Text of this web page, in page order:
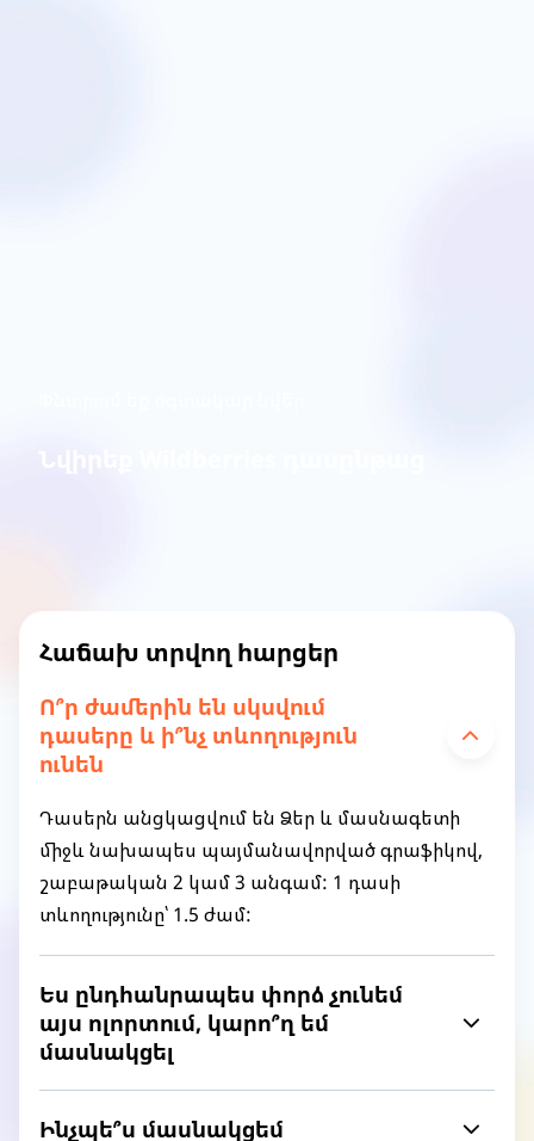
Հաճախ տրվող հարցեր
Ո՞ր ժամերին են սկսվում
դասերը և ի՞նչ տևողություն
ունեն
Դասերն անցկացվում են Ձեր և մասնագետի
միջև նախապես պայմանավորված գրաֆիկով,
շաբաթական 2 կամ 3 անգամ: 1 դասի
տևողությունը՝ 1.5 ժամ:
Ես ընդհանրապես փորձ չունեմ
այս ոլորտում, կարո՞ղ եմ
մասնակցել
Ինչպե՞ս մասնակցեմ